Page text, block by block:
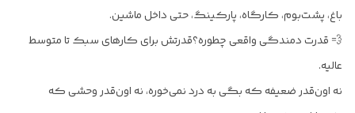
باغ، پشت‌بوم، کارگاه، پارکینگ، حتی داخل ماشین.
💨 قدرت دمندگی واقعی چطوره؟قدرتش برای کارهای سبک تا متوسط
عالیه.
نه اون‌قدر ضعیفه که بگی به درد نمی‌خوره، نه اون‌قدر وحشی که